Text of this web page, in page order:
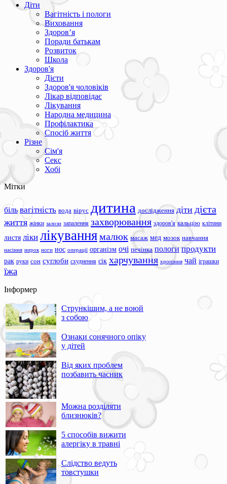
Діти
Вагітність і пологи
Виховання
Здоров’я
Поради батькам
Розвиток
Школа
Здоров'я
Дієти
Здоров'я чоловіків
Лікар відповідає
Лікування
Народна медицина
Профілактика
Спосіб життя
Різне
Сім'я
Секс
Хобі
Мітки
біль вагітність вода вірус дитина дослідження діти дієта
життя жінки залози запалення захворювання здоров'я кальцію клітини
листя ліки лікуваннямалюк масаж мед мозок навчання
насіння нирок ноги нос операції організм очі печінка пологи продукти
рак руки сон суглоби схуднення сік харчування хропіння чай іграшки
їжа
Інформер
Стрункішим, а не воюй
з собою
Ознаки сонячного опіку
у дітей
Від яких проблем
позбавить часник
Можна розділяти
близнюків?
5 способів вижити
алергіку в травні
Слідство ведуть
товстушки